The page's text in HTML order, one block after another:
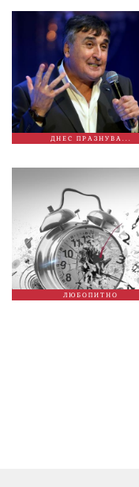
ДНЕС ПРАЗНУВА...
ЛЮБОПИТНО